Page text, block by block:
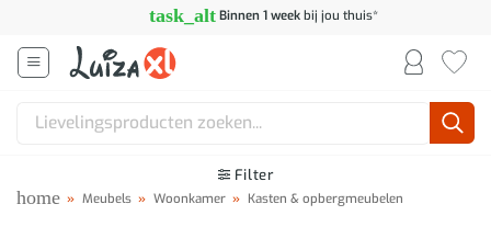
inhoud
task_alt Binnen 1 weekbij jou thuis*
Zoeken
Filter
home » Meubels » Woonkamer » Kasten & opbergmeubelen